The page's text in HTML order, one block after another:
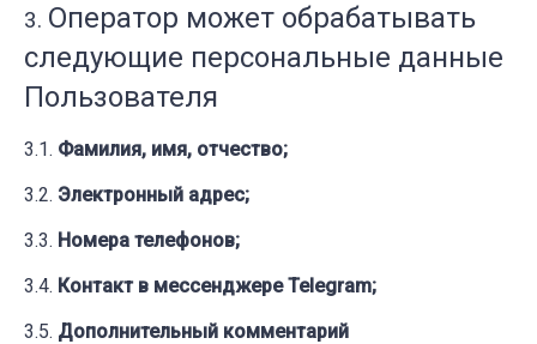
Оператор может обрабатывать
следующие персональные данные
Пользователя
Фамилия, имя, отчество;
Электронный адрес;
Номера телефонов;
Контакт в мессенджере Telegram;
Дополнительный комментарий